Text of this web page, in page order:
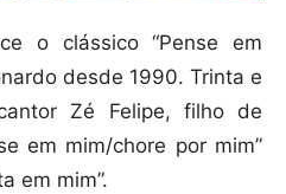
o clássico “Pense em
desde 1990. Trinta e
Zé Felipe, filho de
em mim/chore por mim”
em mim”.